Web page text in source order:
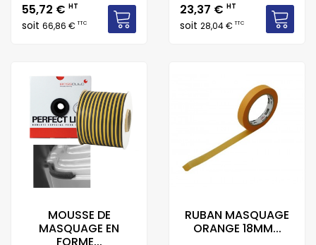
Prix
55,72 € HT
soit 66,86 €TTC
Prix
23,37 € HT
soit 28,04 €TTC
MOUSSE DE
MASQUAGE EN
RUBAN MASQUAGE
ORANGE 18MM...